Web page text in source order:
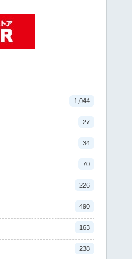
1,044
27
34
70
226
490
163
238